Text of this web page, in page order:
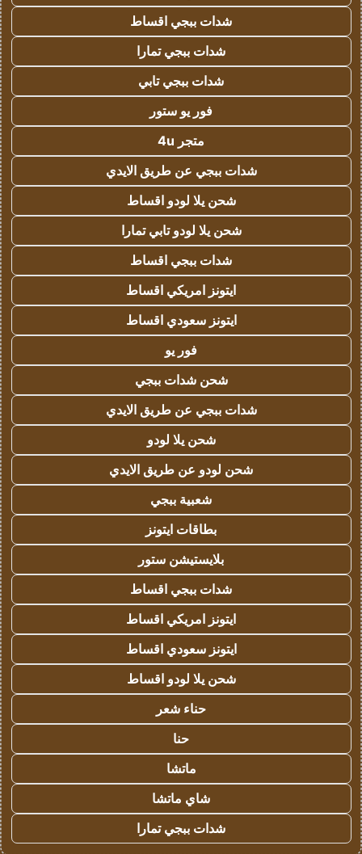
شدات ببجي اقساط
شدات ببجي تمارا
شدات ببجي تابي
فور يو ستور
متجر 4u
شدات ببجي عن طريق الايدي
شحن يلا لودو اقساط
شحن يلا لودو تابي تمارا
شدات ببجي اقساط
ايتونز امريكي اقساط
ايتونز سعودي اقساط
فور يو
شحن شدات ببجي
شدات ببجي عن طريق الايدي
شحن يلا لودو
شحن لودو عن طريق الايدي
شعبية ببجي
بطاقات ايتونز
بلايستيشن ستور
شدات ببجي اقساط
ايتونز امريكي اقساط
ايتونز سعودي اقساط
شحن يلا لودو اقساط
حناء شعر
حنا
ماتشا
شاي ماتشا
شدات ببجي تمارا